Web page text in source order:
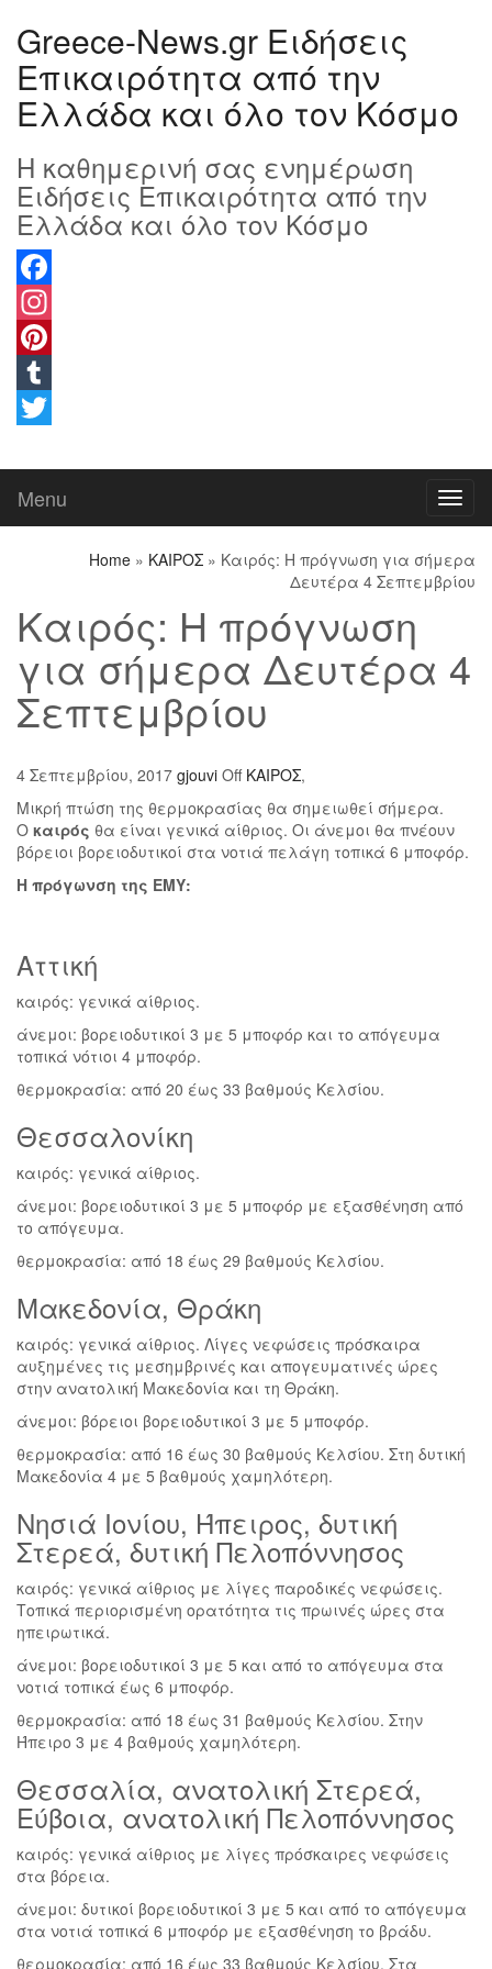
Greece-News.gr Ειδήσεις
Επικαιρότητα από την
Ελλάδα και όλο τον Κόσμο
Η καθημερινή σας ενημέρωση
Ειδήσεις Επικαιρότητα από την
Ελλάδα και όλο τον Κόσμο
Facebook
Instagram
Pinterest
Tumblr
Menu
Home » ΚΑΙΡΟΣ » Καιρός: Η πρόγνωση για σήμερα
Δευτέρα 4 Σεπτεμβρίου
Καιρός: Η πρόγνωση
για σήμερα Δευτέρα 4
Σεπτεμβρίου
4 Σεπτεμβρίου, 2017 gjouvi Off ΚΑΙΡΟΣ,
Μικρή πτώση της θερμοκρασίας θα σημειωθεί σήμερα.
Ο καιρός θα είναι γενικά αίθριος. Οι άνεμοι θα πνέουν
βόρειοι βορειοδυτικοί στα νοτιά πελάγη τοπικά 6 μποφόρ.
Η πρόγωνση της ΕΜΥ:
Αττική
καιρός: γενικά αίθριος.
άνεμοι: βορειοδυτικοί 3 με 5 μποφόρ και το απόγευμα
τοπικά νότιοι 4 μποφόρ.
θερμοκρασία: από 20 έως 33 βαθμούς Κελσίου.
Θεσσαλονίκη
καιρός: γενικά αίθριος.
άνεμοι: βορειοδυτικοί 3 με 5 μποφόρ με εξασθένηση από
το απόγευμα.
θερμοκρασία: από 18 έως 29 βαθμούς Κελσίου.
Μακεδονία, Θράκη
καιρός: γενικά αίθριος. Λίγες νεφώσεις πρόσκαιρα
αυξημένες τις μεσημβρινές και απογευματινές ώρες
στην ανατολική Μακεδονία και τη Θράκη.
άνεμοι: βόρειοι βορειοδυτικοί 3 με 5 μποφόρ.
θερμοκρασία: από 16 έως 30 βαθμούς Κελσίου. Στη δυτική
Μακεδονία 4 με 5 βαθμούς χαμηλότερη.
Νησιά Ιονίου, Ήπειρος, δυτική
Στερεά, δυτική Πελοπόννησος
καιρός: γενικά αίθριος με λίγες παροδικές νεφώσεις.
Τοπικά περιορισμένη ορατότητα τις πρωινές ώρες στα
ηπειρωτικά.
άνεμοι: βορειοδυτικοί 3 με 5 και από το απόγευμα στα
νοτιά τοπικά έως 6 μποφόρ.
θερμοκρασία: από 18 έως 31 βαθμούς Κελσίου. Στην
Ήπειρο 3 με 4 βαθμούς χαμηλότερη.
Θεσσαλία, ανατολική Στερεά,
Εύβοια, ανατολική Πελοπόννησος
καιρός: γενικά αίθριος με λίγες πρόσκαιρες νεφώσεις
στα βόρεια.
άνεμοι: δυτικοί βορειοδυτικοί 3 με 5 και από το απόγευμα
στα νοτιά τοπικά 6 μποφόρ με εξασθένηση το βράδυ.
θερμοκρασία: από 16 έως 33 βαθμούς Κελσίου. Στα